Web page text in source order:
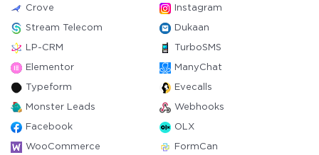
Crove Instagram
Stream Telecom Dukaan
LP-CRM TurboSMS
Elementor ManyChat
Typeform Evecalls
Monster Leads Webhooks
Facebook OLX
WooCommerce FormCan